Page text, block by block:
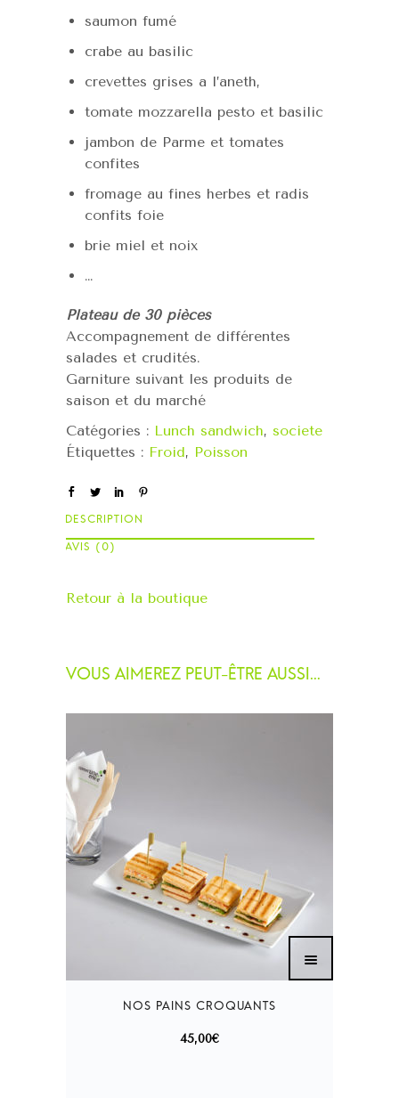
saumon fumé
crabe au basilic
crevettes grises a l’aneth,
tomate mozzarella pesto et basilic
jambon de Parme et tomates
confites
fromage au fines herbes et radis
confits foie
brie miel et noix
…
Plateau de 30 pièces
Accompagnement de différentes
salades et crudités.
Garniture suivant les produits de
saison et du marché
Catégories : Lunch sandwich, societe
Étiquettes : Froid, Poisson
Retour à la boutique
45,00€